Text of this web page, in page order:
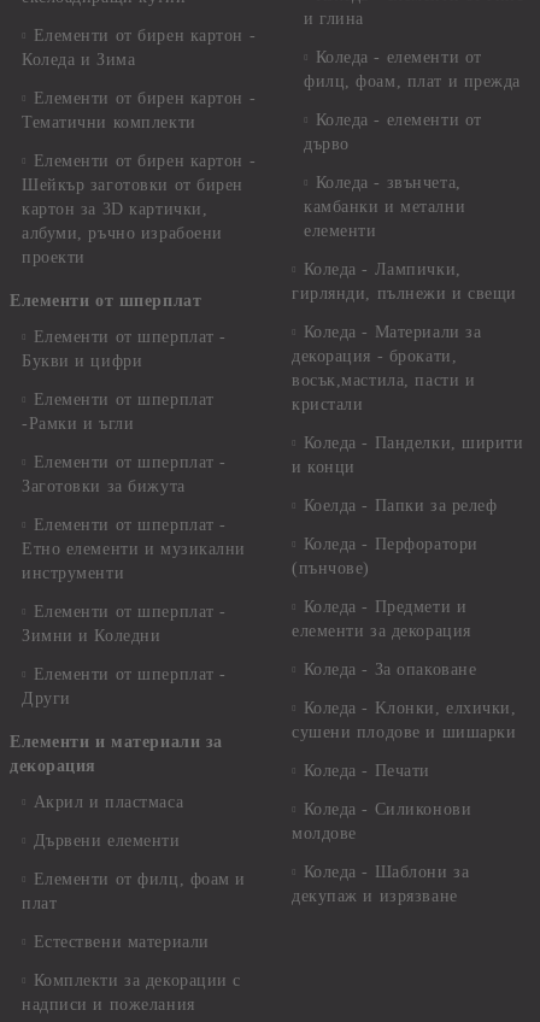
Елементи от бирен картон -
Коледа и Зима
Елементи от бирен картон -
Тематични комплекти
Елементи от бирен картон -
Шейкър заготовки от бирен
картон за 3D картички,
албуми, ръчно израбоени
проекти
Елементи от шперплат
Елементи от шперплат -
Букви и цифри
Елементи от шперплат
-Рамки и ъгли
Елементи от шперплат -
Заготовки за бижута
Елементи от шперплат -
Етно елементи и музикални
инструменти
Елементи от шперплат -
Зимни и Коледни
Елементи от шперплат -
Други
Елементи и материали за
декорация
Акрил и пластмаса
Дървени елементи
Елементи от филц, фоам и
плат
Естествени материали
Комплекти за декорации с
надписи и пожелания
и глина
Коледа - елементи от
филц, фоам, плат и прежда
Коледа - елементи от
дърво
Коледа - звънчета,
камбанки и метални
елементи
Коледа - Лампички,
гирлянди, пълнежи и свещи
Коледа - Материали за
декорация - брокати,
восък,мастила, пасти и
кристали
Коледа - Панделки, ширити
и конци
Коелда - Папки за релеф
Коледа - Перфоратори
(пънчове)
Коледа - Предмети и
елементи за декорация
Коледа - За опаковане
Коледа - Kлонки, елхички,
сушени плодове и шишарки
Коледа - Печати
Коледа - Силиконови
молдове
Коледа - Шаблони за
декупаж и изрязване